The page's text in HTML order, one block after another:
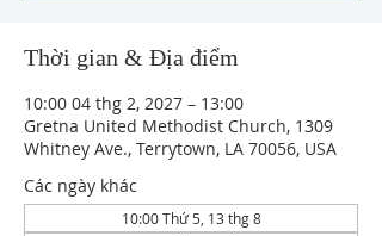
Thời gian & Địa điểm
10:00 04 thg 2, 2027 – 13:00
Gretna United Methodist Church, 1309
Whitney Ave., Terrytown, LA 70056, USA
Các ngày khác
10:00 Thứ 5, 13 thg 8